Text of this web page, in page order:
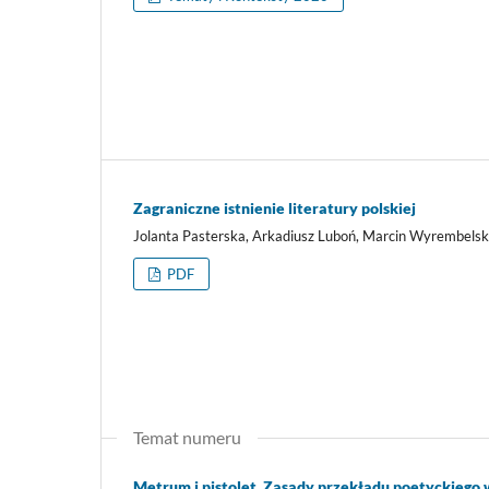
Zagraniczne istnienie literatury polskiej
Jolanta Pasterska, Arkadiusz Luboń, Marcin
PDF
Temat numeru